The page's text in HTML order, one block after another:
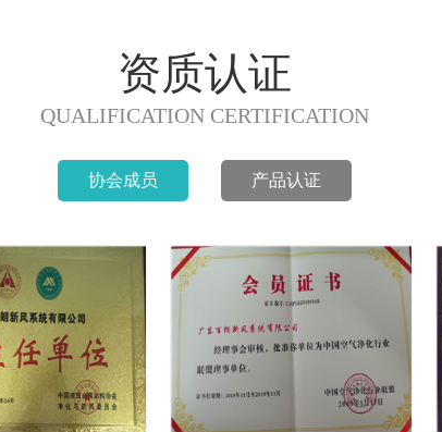
资质认证
QUALIFICATION CERTIFICATION
协会成员 产品认证